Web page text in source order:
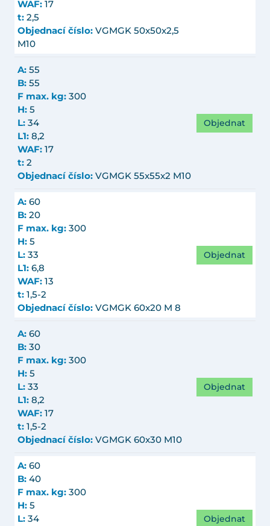
WAF: 17
t: 2,5
Objednací číslo: VGMGK 50x50x2,5
M10
A: 55
B: 55
F max. kg: 300
H: 5
L: 34
L1: 8,2
WAF: 17
t: 2
Objednací číslo: VGMGK 55x55x2 M10
Objednat
A: 60
B: 20
F max. kg: 300
H: 5
L: 33
L1: 6,8
WAF: 13
t: 1,5-2
Objednací číslo: VGMGK 60x20 M 8
Objednat
A: 60
B: 30
F max. kg: 300
H: 5
L: 33
L1: 8,2
WAF: 17
t: 1,5-2
Objednací číslo: VGMGK 60x30 M10
Objednat
A: 60
B: 40
F max. kg: 300
H: 5
L: 34
Objednat